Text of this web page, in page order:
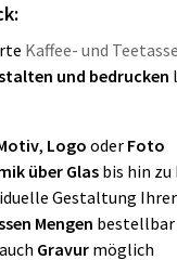
Kaffee- und
und bedrucken
, Logo oder Foto
über Glasbis hin
Gestaltung
Mengen bestellbar
Gravur möglich